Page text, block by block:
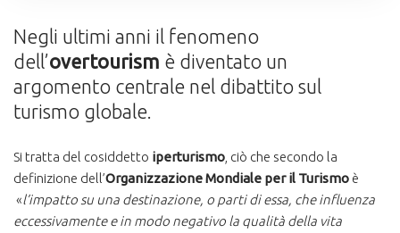
Negli ultimi anni il fenomeno
dell’overtourism è diventato un
argomento centrale nel dibattito sul
turismo globale.
Si tratta del cosiddetto iperturismo , ciò che secondo la
definizione dell’Organizzazione Mondiale per il Turismo è
«l’impatto su una destinazione, o parti di essa, che influenza
eccessivamente e in modo negativo la qualità della vita